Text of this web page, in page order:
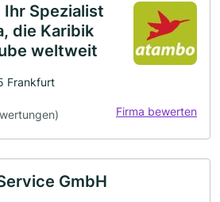
Spezialist
die Karibik
weltweit
Frankfurt
Firma bewerten
GmbH